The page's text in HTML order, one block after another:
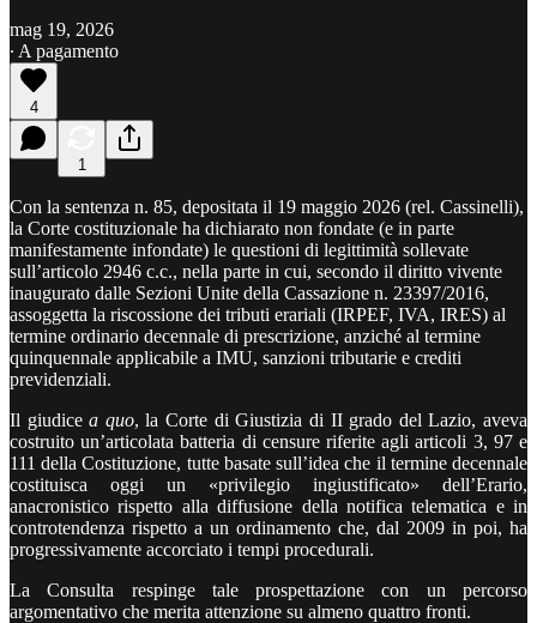
mag 19, 2026
∙ A pagamento
4
1
Con la sentenza n. 85, depositata il 19 maggio 2026 (rel. Cassinelli),
la Corte costituzionale ha dichiarato non fondate (e in parte
manifestamente infondate) le questioni di legittimità sollevate
sull’articolo 2946 c.c., nella parte in cui, secondo il diritto vivente
inaugurato dalle Sezioni Unite della Cassazione n. 23397/2016,
assoggetta la riscossione dei tributi erariali (IRPEF, IVA, IRES) al
termine ordinario decennale di prescrizione, anziché al termine
quinquennale applicabile a IMU, sanzioni tributarie e crediti
previdenziali.
Il giudicea quo, la Corte di Giustizia di II grado del Lazio, aveva
costruito un’articolata batteria di censure riferite agli articoli 3, 97 e
111 della Costituzione, tutte basate sull’idea che il termine decennale
costituisca oggi un «privilegio ingiustificato» dell’Erario,
anacronistico rispetto alla diffusione della notifica telematica e in
controtendenza rispetto a un ordinamento che, dal 2009 in poi, ha
progressivamente accorciato i tempi procedurali.
La Consulta respinge tale prospettazione con un percorso
argomentativo che merita attenzione su almeno quattro fronti.